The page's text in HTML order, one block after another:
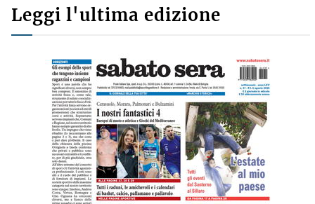
Leggi l'ultima edizione